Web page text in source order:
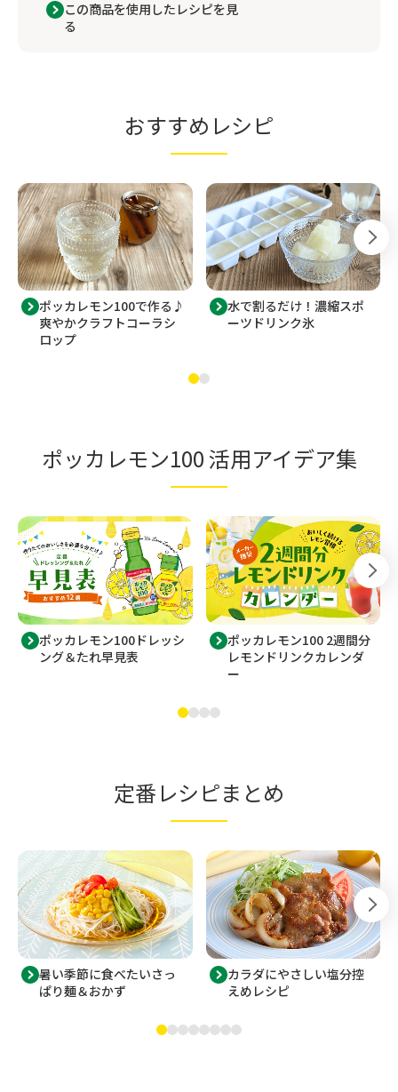
この商品を使用したレシピを見
る
おすすめレシピ
ポッカレモン100で作る♪
爽やかクラフトコーラシ
ロップ
水で割るだけ！濃縮スポ
ーツドリンク氷
ポッカレモン100 活用アイデア集
ポッカレモン100ドレッシ
ング＆たれ早見表
ポッカレモン100 2週間分
レモンドリンクカレンダ
ー
定番レシピまとめ
暑い季節に食べたいさっ
ぱり麺＆おかず
カラダにやさしい塩分控
えめレシピ